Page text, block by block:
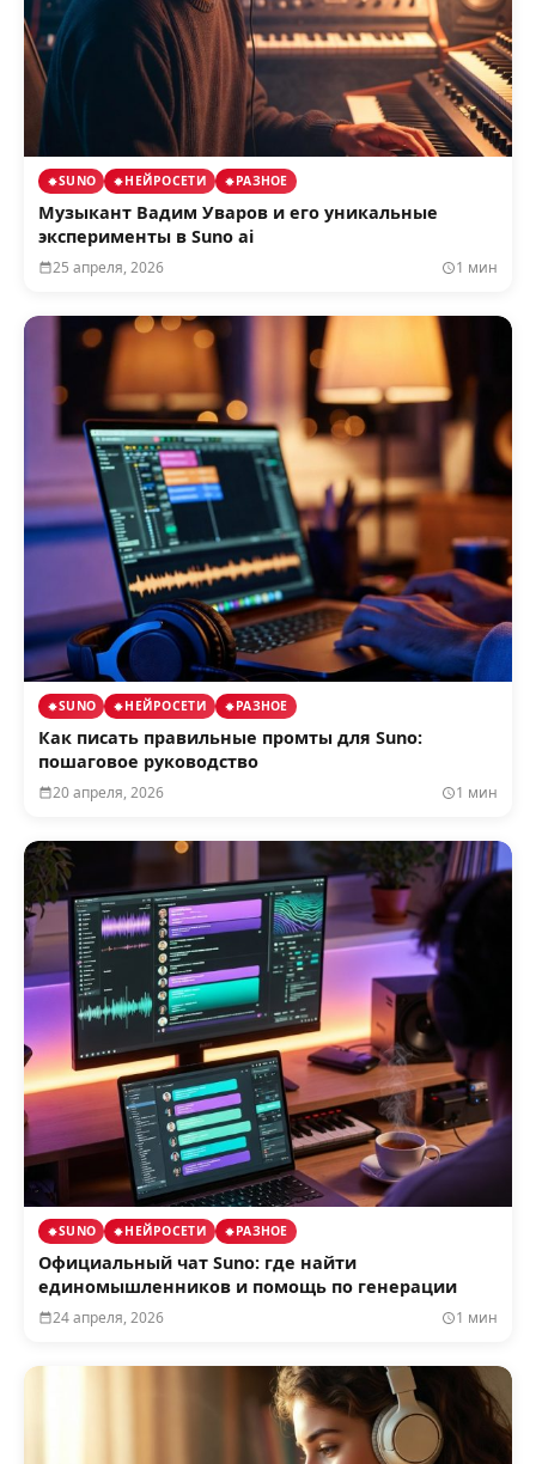
SUNO НЕЙРОСЕТИ РАЗНОЕ
Музыкант Вадим Уваров и его уникальные
эксперименты в Suno ai
25 апреля, 2026 1 мин
SUNO НЕЙРОСЕТИ РАЗНОЕ
Как писать правильные промты для Suno:
пошаговое руководство
20 апреля, 2026 1 мин
SUNO НЕЙРОСЕТИ РАЗНОЕ
Официальный чат Suno: где найти
единомышленников и помощь по генерации
24 апреля, 2026 1 мин